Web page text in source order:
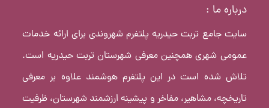
درباره ما :
سایت جامع تربت حیدریه پلتفرم شهروندی برای ارائه خدمات
عمومی شهری همچنین معرفی شهرستان تربت حیدریه است.
تلاش شده است در این پلتفرم هوشمند علاوه بر معرفی
تاریخچه، مشاهیر، مفاخر و پیشینه ارزشمند شهرستان، ظرفیت